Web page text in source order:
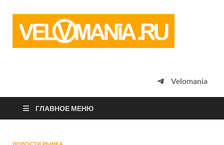
просто
Velomania
ГЛАВНОЕ МЕНЮ